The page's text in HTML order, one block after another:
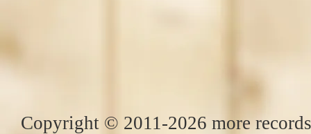
Copyright © 2011-2026 more